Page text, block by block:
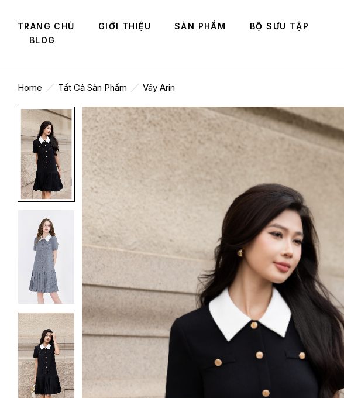
TRANG CHỦ GIỚI THIỆU SẢN PHẨM
BỘ SƯU TẬP
BLOG
Home Tất Cả Sản Phẩm Váy Arin